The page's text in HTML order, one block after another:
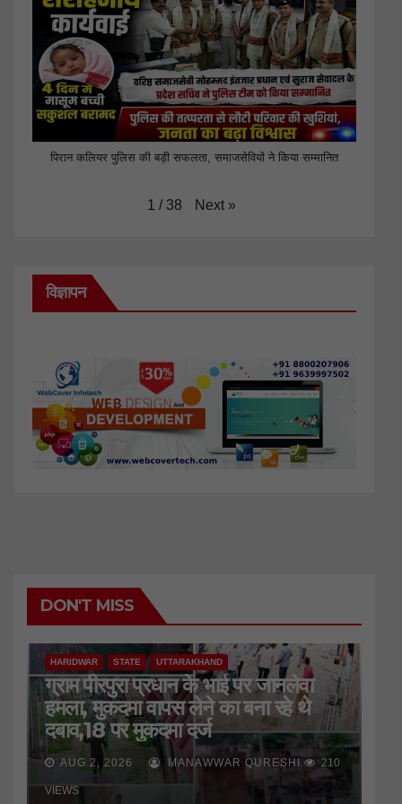
पिरान कलियर पुलिस की बड़ी सफलता, समाजसेवियों ने किया सम्मानित
1 / 38 Next »
विज्ञापन
DON'T MISS
HARIDWAR STATE UTTARAKHAND
ग्राम पीरपुरा प्रधान के भाई पर जानलेवा
हमला, मुकदमा वापस लेने का बना रहे थे
दबाव,18 पर मुकदमा दर्ज
AUG 2, 2026 MANAWWAR QURESHI 210
VIEWS